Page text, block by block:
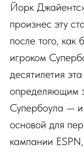
Йорк
произнес эту
после того,
игроком
десятилетия
определяющим
Супербоула — и
основой для
кампании